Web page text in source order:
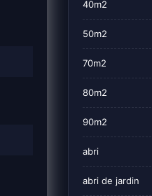
40m2
50m2
70m2
80m2
90m2
abri
abri de jardin